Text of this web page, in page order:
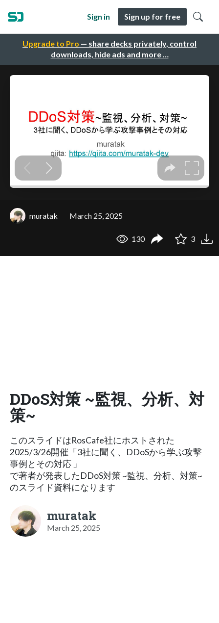
Upgrade to Pro — share decks privately, control
downloads, hide ads and more …
Sign in Sign up for free
muratak March 25, 2025
130 3
DDoS対策 ~監視、分析、対
策~
このスライドはRosCafe社にホストされた
2025/3/26開催「3社に聞く、DDoSから学ぶ攻撃
事例とその対応 」
で著者が発表したDDoS対策 ~監視、分析、対策~
のスライド資料になります
muratak
March 25, 2025